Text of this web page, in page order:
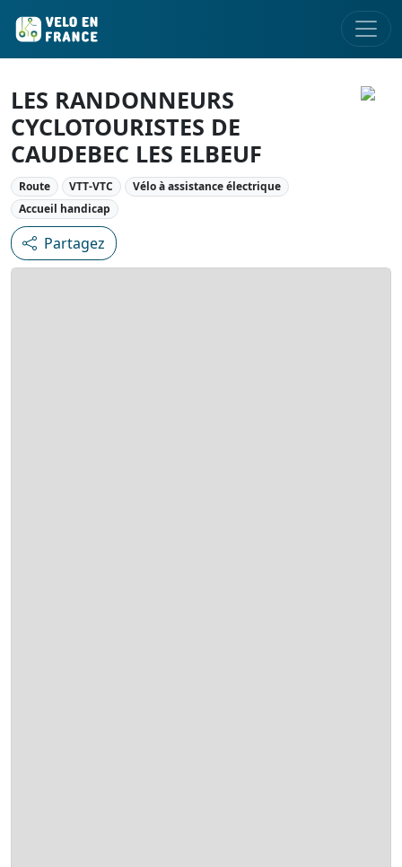
LES RANDONNEURS
CYCLOTOURISTES DE
CAUDEBEC LES ELBEUF
Route VTT-VTC
Vélo à assistance électrique
Accueil handicap
Partagez